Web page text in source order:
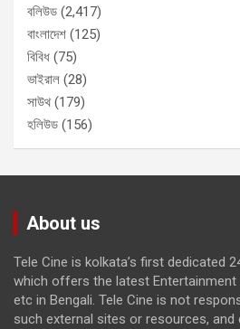
বলিউড (2,417)
বাংলাদেশ (125)
বিবিধ (75)
ভাইরাল (28)
সাউথ (179)
হলিউড (156)
About us
Tele Cine is kolkata’s first dedicated
which offers the latest Entertainment
etc in Bengali. Tele Cine is not
such external sites or resources,